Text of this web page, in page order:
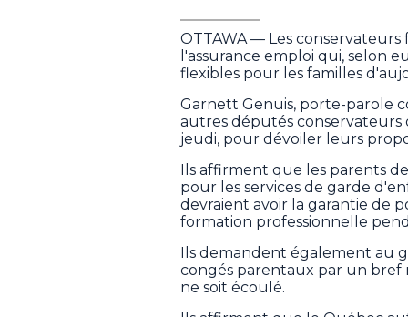
OTTAWA — Les
l'assurance emploi qui, selon
flexibles pour les familles
Garnett Genuis, porte-parole
autres députés
jeudi, pour dévoiler leurs
Ils affirment que les parents
pour les services de garde
devraient avoir la garantie de
formation professionnelle
Ils demandent également au
congés parentaux par un
ne soit écoulé.